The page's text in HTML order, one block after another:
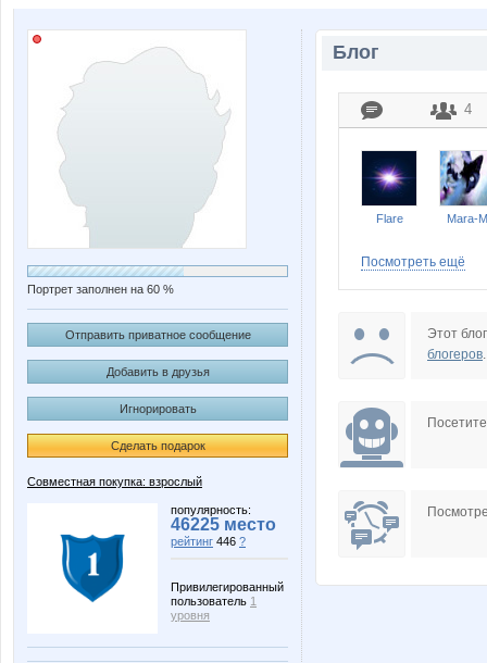
Портрет заполнен на 60 %
Отправить приватное сообщение
Добавить в друзья
Игнорировать
Сделать подарок
Совместная покупка: взрослый
популярность:
46225 место
рейтинг 446 ?
Привилегированный
пользователь 1
уровня
Блог
4
Flare Mara-M
Посмотреть ещё
Этот
блогеров.